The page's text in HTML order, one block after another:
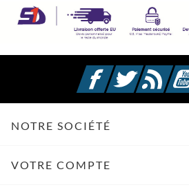
FacebookTwitterRss
NOTRE SOCIÉTÉ
VOTRE COMPTE